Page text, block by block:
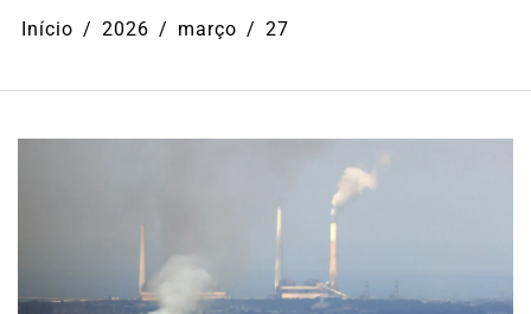
Início 2026 março 27